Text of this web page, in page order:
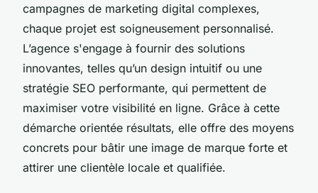
campagnes de marketing digital complexes,
chaque projet est soigneusement personnalisé.
L’agence s'engage à fournir des solutions
innovantes, telles qu’un design intuitif ou une
stratégie SEO performante, qui permettent de
maximiser votre visibilité en ligne. Grâce à cette
démarche orientée résultats, elle offre des moyens
concrets pour bâtir une image de marque forte et
attirer une clientèle locale et qualifiée.